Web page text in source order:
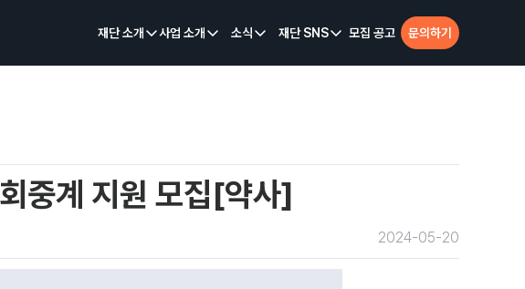
재단 소개 사업 소개 소식 재단 SNS 모집 공고 문의하기
중계 지원 모집[약사]
2024-05-20